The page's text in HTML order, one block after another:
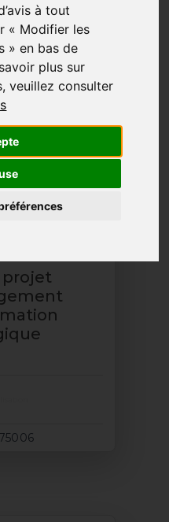
à tout
« Modifier les
» en bas de
plus sur
veuillez consulter
Bibliothécaires et
Documentalistes
I) (Organismes
projet